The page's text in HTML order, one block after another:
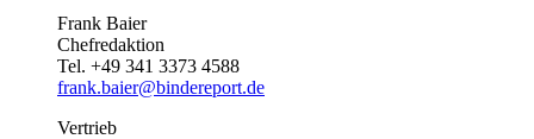
Frank Baier
Chefredaktion
Tel. +49 341 3373 4588
frank.baier@bindereport.de
Vertrieb